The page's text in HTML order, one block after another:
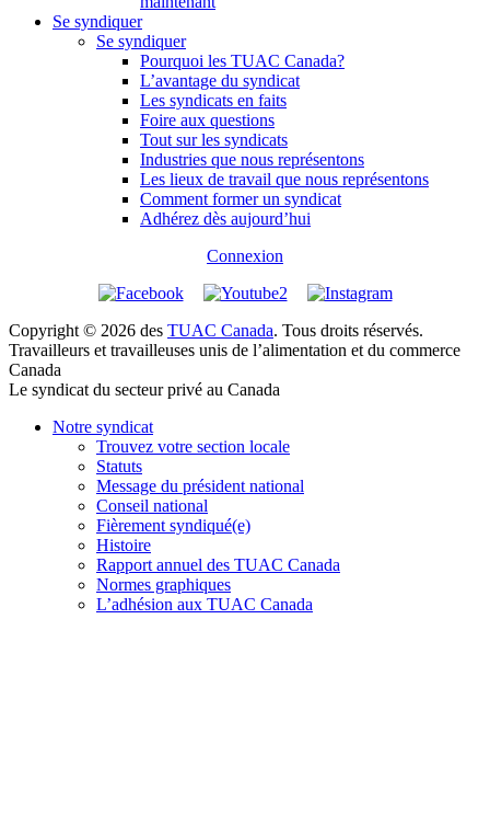
Se syndiquer
Se syndiquer
Pourquoi les TUAC Canada?
L’avantage du syndicat
Les syndicats en faits
Foire aux questions
Tout sur les syndicats
Industries que nous représentons
Les lieux de travail que nous représentons
Comment former un syndicat
Adhérez dès aujourd’hui
Connexion
Copyright © 2026 des TUAC Canada. Tous droits réservés.
Travailleurs et travailleuses unis de l’alimentation et du commerce
Canada
Le syndicat du secteur privé au Canada
Notre syndicat
Trouvez votre section locale
Statuts
Message du président national
Conseil national
Fièrement syndiqué(e)
Histoire
Rapport annuel des TUAC Canada
Normes graphiques
L’adhésion aux TUAC Canada